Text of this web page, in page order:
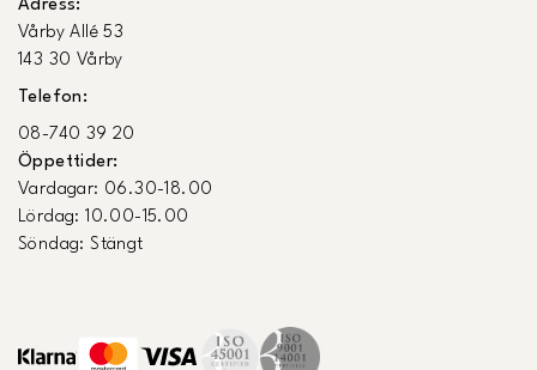
Adress:
Vårby Allé 53
143 30 Vårby
Telefon:
08-740 39 20
Öppettider:
Vardagar: 06.30-18.00
Lördag: 10.00-15.00
Söndag: Stängt